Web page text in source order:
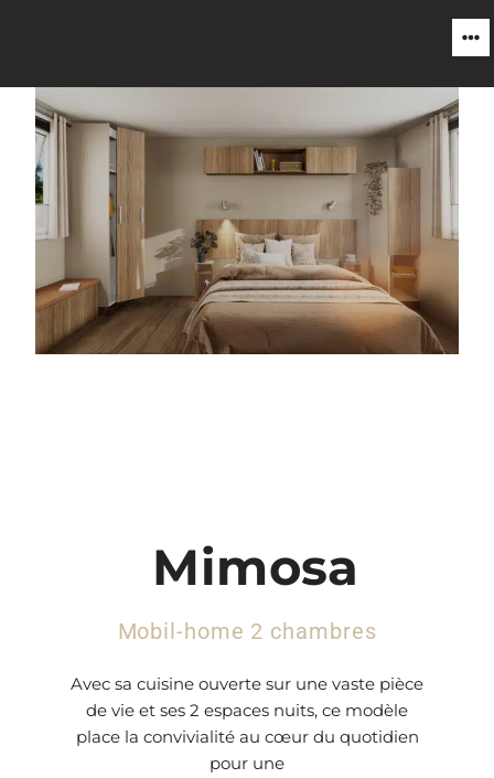
Mimosa
Mobil-home 2 chambres
Avec sa cuisine ouverte sur une vaste pièce
de vie et ses 2 espaces nuits, ce modèle
place la convivialité au cœur du quotidien
pour une